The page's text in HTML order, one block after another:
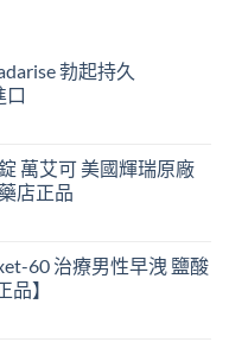
勃起持久
口
萬艾可 美國輝瑞原廠
店正品
60 治療男性早洩 鹽酸
】